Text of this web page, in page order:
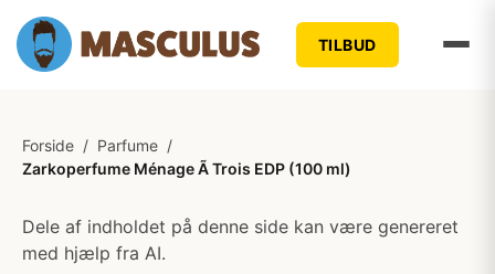
TILBUD
Forside / Parfume /
Zarkoperfume Ménage Ã Trois EDP (100 ml)
Dele af indholdet på denne side kan være genereret
med hjælp fra AI.